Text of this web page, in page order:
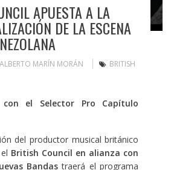
APUESTA A LA
DE LA ESCENA
ALBERTO MARÍN MORÁN
BRITISH
el Selector Pro Capítulo
del productor musical británico
British Council en alianza con
Bandastraerá el programa